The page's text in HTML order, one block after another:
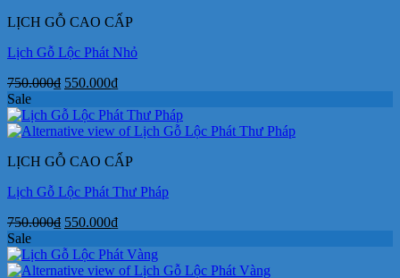
LỊCH GỖ CAO CẤP
Lịch Gỗ Lộc Phát Nhỏ
750.000₫ Giá
là:
750.000₫.
550.000₫Giá
tại
là:
Sale
LỊCH GỖ CAO CẤP
Lịch Gỗ Lộc Phát Thư Pháp
750.000₫ Giá
là:
750.000₫.
550.000₫Giá
tại
là:
Sale